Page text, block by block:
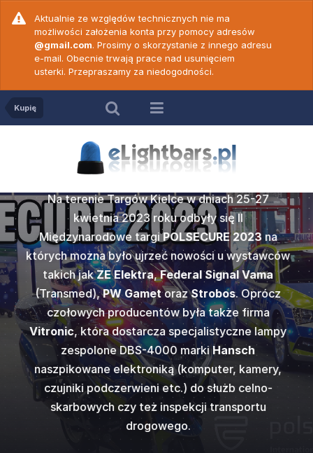
Aktualnie ze względów technicznych nie ma
możliwości założenia konta przy pomocy adresów
@gmail.com. Prosimy o skorzystanie z innego adresu
e-mail. Obecnie trwają prace nad usunięciem
usterki. Przepraszamy za niedogodności.
Kupię
18 -
N ver
jednym z
dźwięków
N ver Eod
19 -
do
prawidłową
się na
Code 3w
europejski...
w Kielcach
tego
służb
obfitowała w
i
Relacja z POLSECURE
2023
Na terenie Targów Kielce w dniach 25-27
kwietnia 2023 roku odbyły się II
Międzynarodowe targiPOLSECURE 2023na
których można było ujrzeć nowości u wystawców
takich jakZE Elektra,Federal Signal Vama
(Transmed),PW GametorazStrobos. Oprócz
czołowych producentów była także firma
Vitronic, która dostarcza specjalistyczne lampy
zespolone DBS-4000 markiHansch
naszpikowane elektroniką (komputer, kamery,
czujniki podczerwieni etc.) do służb celno-
skarbowych czy też inspekcji transportu
drogowego.
ZE
Popularna
2000marki
wersji
może być
gazowego,
innych w
PW
Nadszedł
Wam
Po